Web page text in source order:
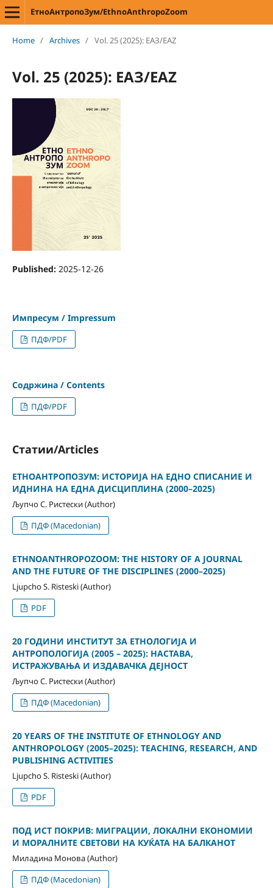
ЕтноАнтропоЗум/EthnoAnthropoZoom
Home / Archives / Vol. 25 (2025): ЕАЗ/EAZ
Vol. 25 (2025): ЕАЗ/EAZ
Published: 2025-12-26
Импресум / Impressum
ПДФ/PDF
Содржина / Contents
ПДФ/PDF
Статии/Articles
ЕТНОАНТРОПОЗУМ: ИСТОРИЈА НА ЕДНО СПИСАНИЕ И
ИДНИНА НА ЕДНА ДИСЦИПЛИНА (2000–2025)
Љупчо С. Ристески (Author)
ПДФ (Macedonian)
ETHNOANTHROPOZOOM: THE HISTORY OF A JOURNAL
AND THE FUTURE OF THE DISCIPLINES (2000–2025)
Ljupcho S. Risteski (Author)
PDF
20 ГОДИНИ ИНСТИТУТ ЗА ЕТНОЛОГИЈА И
АНТРОПОЛОГИЈА (2005 – 2025): НАСТАВA,
ИСТРАЖУВАЊА И ИЗДАВАЧКА ДЕЈНОСТ
Љупчо С. Ристески (Author)
ПДФ (Macedonian)
20 YEARS OF THE INSTITUTE OF ETHNOLOGY AND
ANTHROPOLOGY (2005–2025): TEACHING, RESEARCH, AND
PUBLISHING ACTIVITIES
Ljupcho S. Risteski (Author)
PDF
ПОД ИСТ ПОКРИВ: МИГРАЦИИ, ЛОКАЛНИ ЕКОНОМИИ
И МОРАЛНИТЕ СВЕТОВИ НА КУЌАТА НА БАЛКАНОТ
Миладина Монова (Author)
ПДФ (Macedonian)